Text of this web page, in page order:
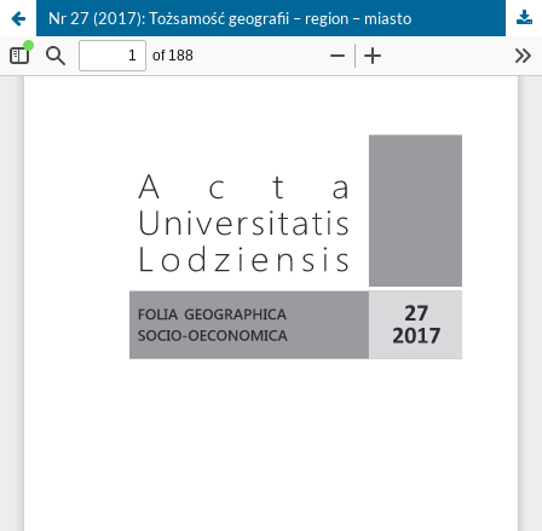
Nr 27 (2017): Tożsamość geografii – region – miasto